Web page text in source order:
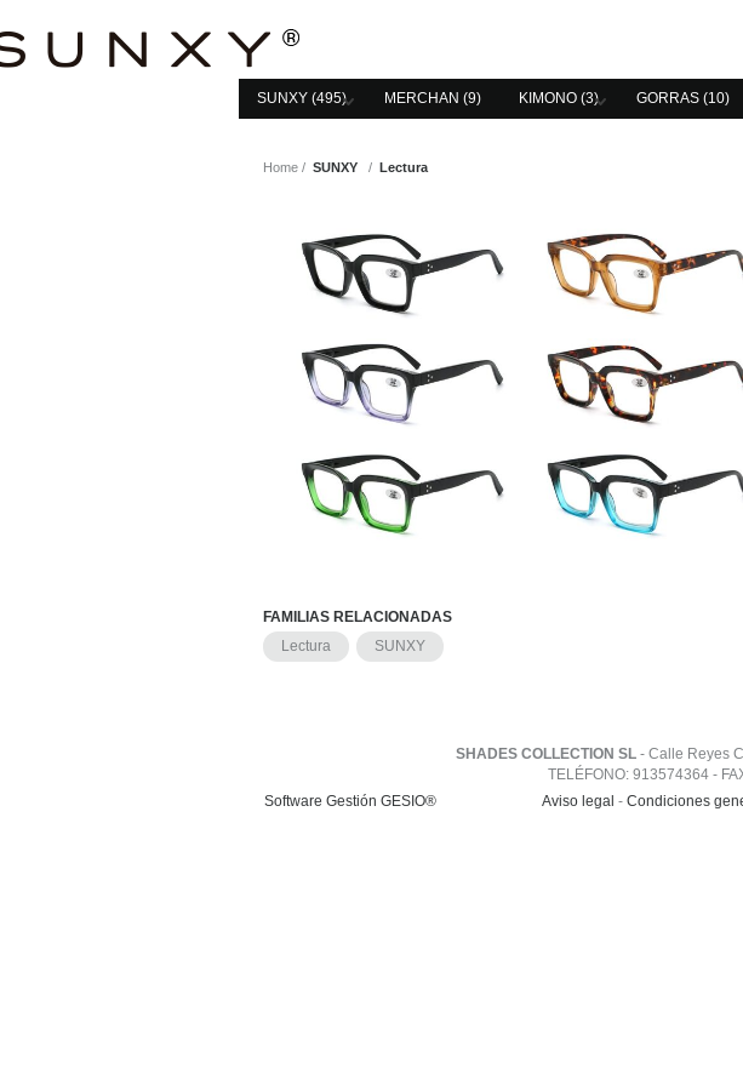
SUNXY (495) MERCHAN (9) KIMONO (3) GORRAS (10)
Home SUNXY Lectura
FAMILIAS RELACIONADAS
Lectura
SUNXY
SHADES COLLECTION SL - Calle Reyes
TELÉFONO: 913574364 -
Software Gestión GESIO® Aviso legal - Condiciones